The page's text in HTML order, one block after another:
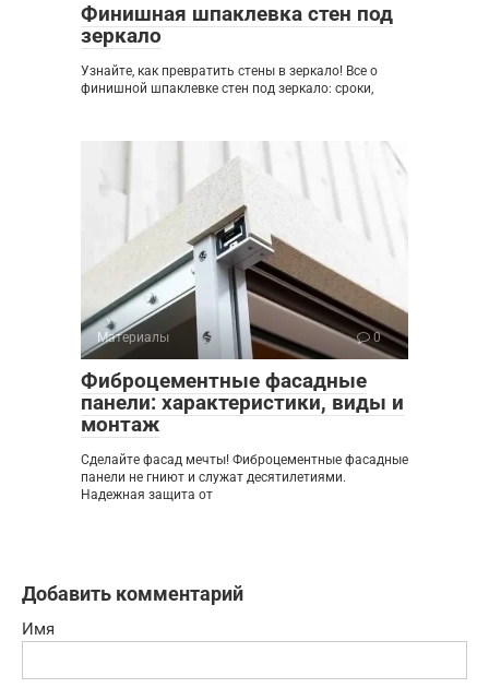
Финишная шпаклевка стен под
зеркало
Узнайте, как превратить стены в зеркало! Все о
финишной шпаклевке стен под зеркало: сроки,
Материалы 0
Фиброцементные фасадные
панели: характеристики, виды и
монтаж
Сделайте фасад мечты! Фиброцементные фасадные
панели не гниют и служат десятилетиями.
Надежная защита от
Добавить комментарий
Имя